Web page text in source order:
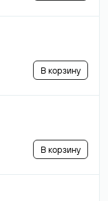
В корзину
В корзину